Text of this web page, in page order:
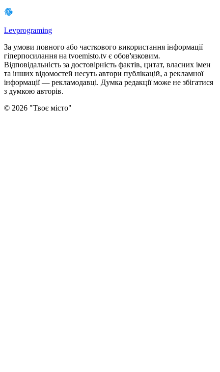
Levprograming
За умови повного або часткового використання iнформацiї
гіперпосилання на tvoemisto.tv є обов'язковим.
Відповідальність за достовірність фактів, цитат, власних імен
та інших відомостей несуть автори публікацій, а рекламної
інформації — рекламодавці. Думка редакцiї може не збiгатися
з думкою авторiв.
© 2026 "Твоє місто"